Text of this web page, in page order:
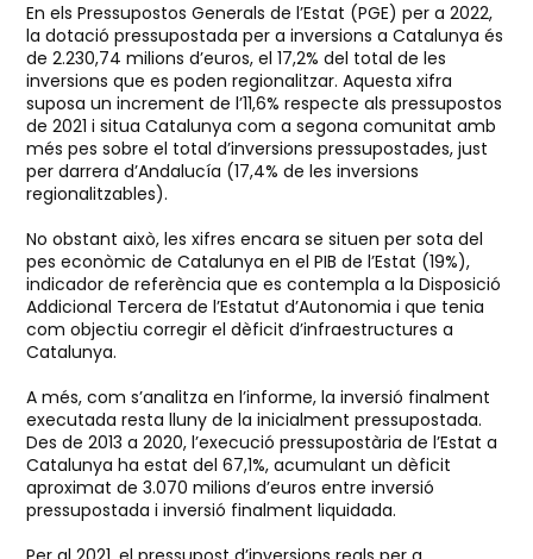
En els Pressupostos Generals de l’Estat (PGE) per a 2022,
la dotació pressupostada per a inversions a Catalunya és
de 2.230,74 milions d’euros, el 17,2% del total de les
inversions que es poden regionalitzar. Aquesta xifra
suposa un increment de l’11,6% respecte als pressupostos
de 2021 i situa Catalunya com a segona comunitat amb
més pes sobre el total d’inversions pressupostades, just
per darrera d’Andalucía (17,4% de les inversions
regionalitzables).
No obstant això, les xifres encara se situen per sota del
pes econòmic de Catalunya en el PIB de l’Estat (19%),
indicador de referència que es contempla a la Disposició
Addicional Tercera de l’Estatut d’Autonomia i que tenia
com objectiu corregir el dèficit d’infraestructures a
Catalunya.
A més, com s’analitza en l’informe, la inversió finalment
executada resta lluny de la inicialment pressupostada.
Des de 2013 a 2020, l’execució pressupostària de l’Estat a
Catalunya ha estat del 67,1%, acumulant un dèficit
aproximat de 3.070 milions d’euros entre inversió
pressupostada i inversió finalment liquidada.